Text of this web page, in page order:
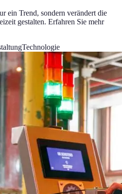
ein Trend, sondern verändert die
gestalten. Erfahren Sie mehr
Technologie